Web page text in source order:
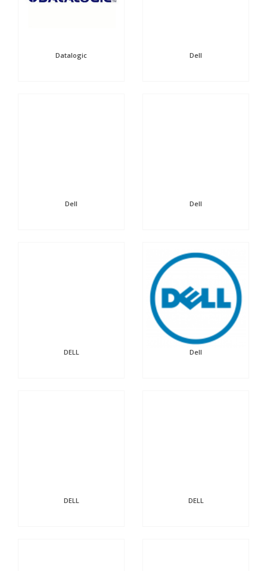
Datalogic Dell
Dell Dell
DELL Dell
DELL DELL